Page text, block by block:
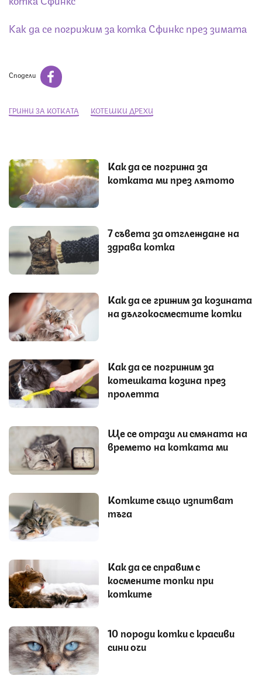
Как да се погрижим за котка Сфинкс през зимата
Сподели
ГРИЖИ ЗА КОТКАТА КОТЕШКИ ДРЕХИ
Как да се погрижа за
котката ми през лятото
7 съвета за отглеждане на
здрава котка
Как да се грижим за козината
на дългокосместите котки
Как да се погрижим за
котешката козина през
пролетта
Ще се отрази ли смяната на
времето на котката ми
Котките също изпитват
тъга
Как да се справим с
космените топки при
котките
10 породи котки с красиви
сини очи